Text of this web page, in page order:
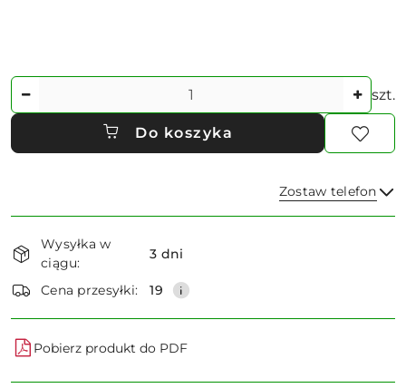
Ilość szt.
Do koszyka
Zostaw telefon
i
dostawa
Wysyłka w
ciągu:
3 dni
Cena przesyłki: 19
Pobierz produkt do PDF